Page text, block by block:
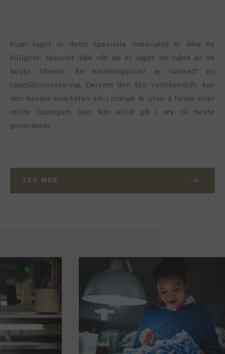
Klær laget av dette spesielle materialet er ikke de
billigste, spesielt ikke når de er laget for hånd av de
beste fibrene. En kashmirgenser er uansett en
langtidsinvestering. Dersom den blir vedlikeholdt, kan
den bevare kvaliteten sin i mange år uten å falme eller
miste fasongen. Den kan altså gå i arv til neste
generasjon.
LES MER